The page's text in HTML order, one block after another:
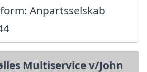
Anpartsselskab
Multiservice v/John